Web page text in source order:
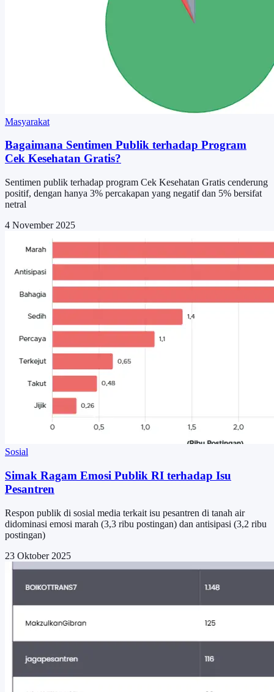
Masyarakat
Bagaimana Sentimen Publik terhadap Program
Cek Kesehatan Gratis?
Sentimen publik terhadap program Cek Kesehatan Gratis cenderung
positif, dengan hanya 3% percakapan yang negatif dan 5% bersifat
netral
4 November 2025
Sosial
Simak Ragam Emosi Publik RI terhadap Isu
Pesantren
Respon publik di sosial media terkait isu pesantren di tanah air
didominasi emosi marah (3,3 ribu postingan) dan antisipasi (3,2 ribu
postingan)
23 Oktober 2025